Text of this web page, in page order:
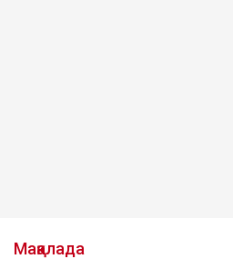
Мақалада